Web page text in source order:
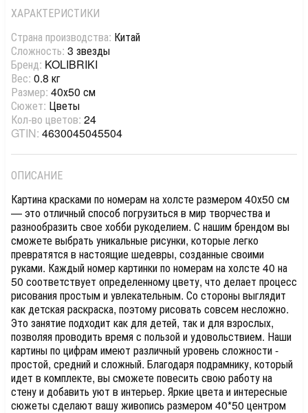
ХАРАКТЕРИСТИКИ
Страна производства: Китай
Сложность: 3 звезды
Бренд: KOLIBRIKI
Вес: 0.8 кг
Размер: 40х50 см
Сюжет: Цветы
Кол-во цветов: 24
GTIN: 4630045045504
ОПИСАНИЕ
Картина красками по номерам на холсте размером 40х50 см
— это отличный способ погрузиться в мир творчества и
разнообразить свое хобби рукоделием. С нашим брендом вы
сможете выбрать уникальные рисунки, которые легко
превратятся в настоящие шедевры, созданные своими
руками. Каждый номер картинки по номерам на холсте 40 на
50 соответствует определенному цвету, что делает процесс
рисования простым и увлекательным. Со стороны выглядит
как детская раскраска, поэтому рисовать совсем несложно.
Это занятие подходит как для детей, так и для взрослых,
позволяя проводить время с пользой и удовольствием. Наши
картины по цифрам имеют различный уровень сложности -
простой, средний и сложный. Благодаря подрамнику, который
идет в комплекте, вы сможете повесить свою работу на
стену и добавить уют в интерьер. Яркие цвета и интересные
сюжеты сделают вашу живопись размером 40*50 центром